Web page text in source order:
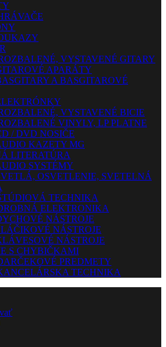
VYSTAVENÉ GITARY
APARÁTY
A BASGITAROVÉ
VYSTAVENÉ BICIE
VINYLY, LP PLATNE
/ DVD NOSIČE
KAZETY MG
LITERATÚRA
SYSTÉMY
OSVETLENIE, SVETELNÁ
TECHNIKA
ELEKTRONIKA
NÁSTROJE
NÁSTROJE
NÁSTROJE
S CHYBIČKAMI
PREDMETY
TECHNIKA